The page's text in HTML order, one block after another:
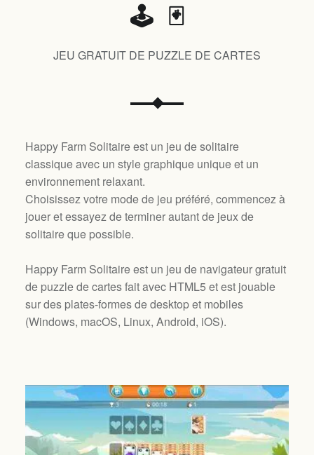
🕹️ 🃏
JEU GRATUIT DE PUZZLE DE CARTES
Happy Farm Solitaire est un jeu de solitaire
classique avec un style graphique unique et un
environnement relaxant.
Choisissez votre mode de jeu préféré, commencez à
jouer et essayez de terminer autant de jeux de
solitaire que possible.
Happy Farm Solitaire est un jeu de navigateur gratuit
de puzzle de cartes fait avec HTML5 et est jouable
sur des plates-formes de desktop et mobiles
(Windows, macOS, Linux, Android, iOS).